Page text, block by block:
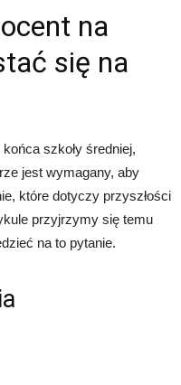
na
się na
szkoły średniej,
jest wymagany, aby
które dotyczy przyszłości
przyjrzymy się temu
na to pytanie.